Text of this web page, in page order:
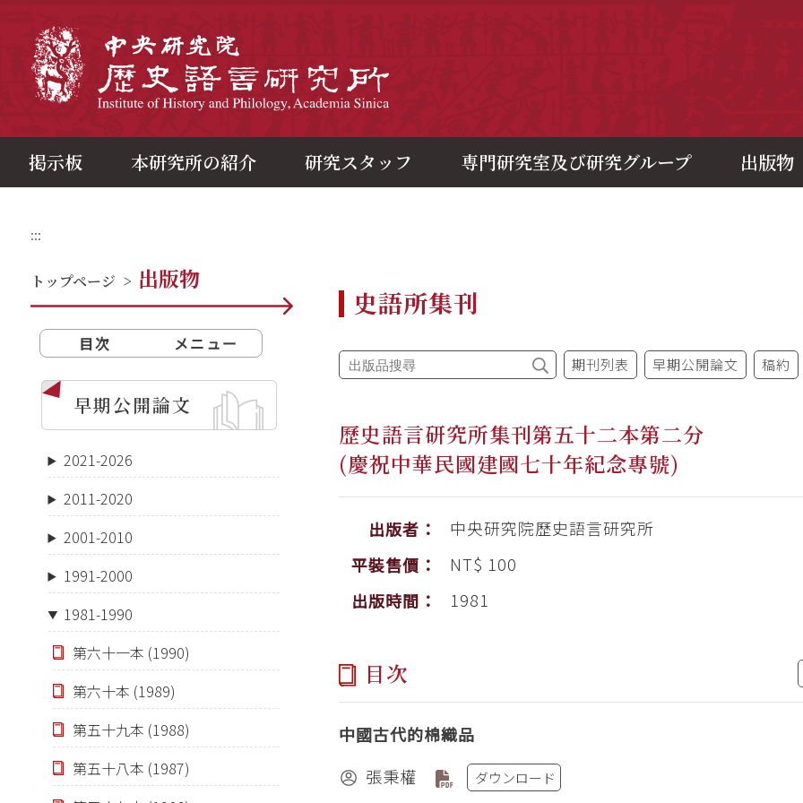
掲示板 本研究所の紹介 研究スタッフ 専門研究室及び研究グループ 出版物
:::
トップページ > 出版物
目次 メニュー
早期公開論文
2021-2026
2011-2020
2001-2010
1991-2000
1981-1990
第六十一本 (1990)
第六十本 (1989)
第五十九本 (1988)
第五十八本 (1987)
史語所集刊
期刊列表 早期公開論文 稿約
歷史語言研究所集刊第五十二本第二分
(慶祝中華民國建國七十年紀念專號)
出版者：
中央研究院歷史語言研究所
平裝售價：
NT$ 100
出版時間：
1981
目次
中國古代的棉織品
張秉權
ダウンロード